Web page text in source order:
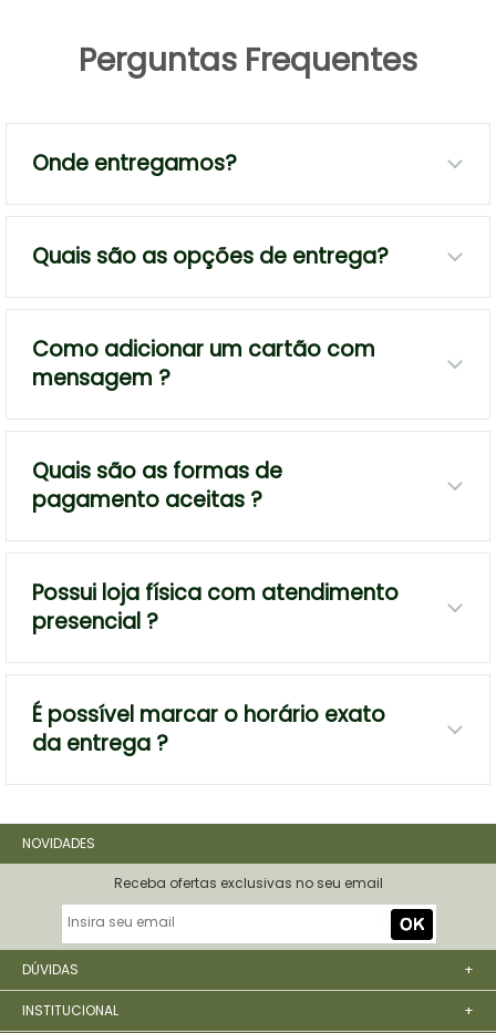
Perguntas Frequentes
Onde entregamos?
Quais são as opções de entrega?
Como adicionar um cartão com
mensagem ?
Quais são as formas de
pagamento aceitas ?
Possui loja física com atendimento
presencial ?
É possível marcar o horário exato
da entrega ?
NOVIDADES
Receba ofertas exclusivas no seu email
DÚVIDAS +
INSTITUCIONAL +